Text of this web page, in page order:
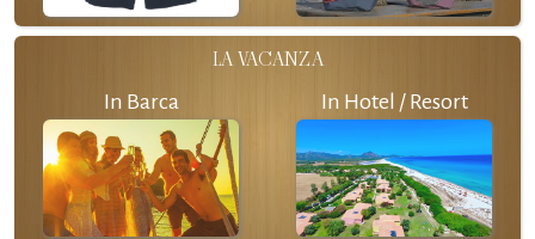
LA VACANZA
In Barca In Hotel / Resort